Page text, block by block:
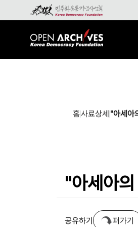
홈사료상세 "아세아
"아세아
공유하기 퍼가기